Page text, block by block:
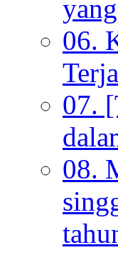
06.
07.
08.